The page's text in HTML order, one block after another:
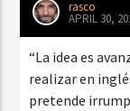
rasco
APRIL 30,
“La idea es
realizar en
pretende